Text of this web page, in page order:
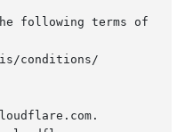
following terms of
conditions/